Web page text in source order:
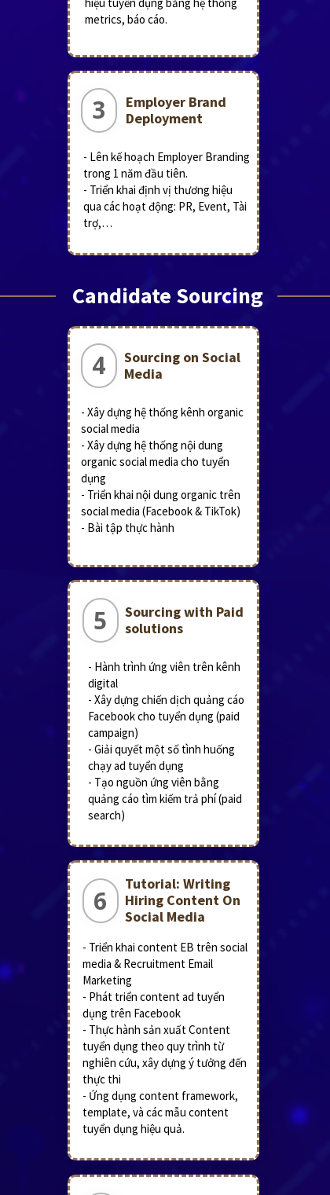
Sourcing with Paid
solutions
- Hành trình ứng viên trên kênh
digital
- Xây dựng chiến dịch quảng cáo
Facebook cho tuyển dụng (paid
campaign)
- Giải quyết một số tình huống
chạy ad tuyển dụng
- Tạo nguồn ứng viên bằng
quảng cáo tìm kiếm trả phí (paid
search)
5
Tutorial: Writing
Hiring Content On
Social Media
- Triển khai content EB trên social
media & Recruitment Email
Marketing
- Phát triển content ad tuyển
dụng trên Facebook
- Thực hành sản xuất Content
tuyển dụng theo quy trình từ
nghiên cứu, xây dựng ý tưởng đến
thực thi
- Ứng dụng content framework,
template, và các mẫu content
tuyển dụng hiệu quả.
6
metrics, báo cáo.
Employer Brand
Deployment
- Lên kế hoạch Employer Branding
trong 1 năm đầu tiên.
- Triển khai định vị thương hiệu
qua các hoạt động: PR, Event, Tài
trợ,…
3
Candidate Sourcing
Sourcing on Social
Media
- Xây dựng hệ thống kênh organic
social media
- Xây dựng hệ thống nội dung
organic social media cho tuyển
dụng
- Triển khai nội dung organic trên
social media (Facebook & TikTok)
- Bài tập thực hành
4